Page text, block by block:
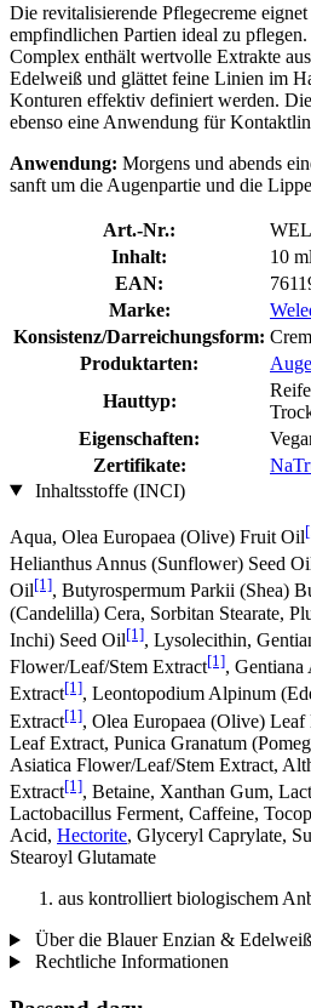
Die revitalisierende Pflegecreme
empfindlichen Partien ideal zu
Complex enthält wertvolle Extrakte
Edelweiß und glättet feine Linien im
Konturen effektiv definiert werden.
ebenso eine Anwendung für
Anwendung: Morgens und abends
sanft um die Augenpartie und die
Art.-Nr.:
Inhalt:
10 ml
EAN:
Marke:
Konsistenz/Darreichungsform:
Produktarten:
Hauttyp:
Eigenschaften:
Zertifikate:
Inhaltsstoffe (INCI)
Aqua, Olea Europaea (Olive) Fruit Oil
Helianthus Annus (Sunflower) Seed
Oil[1], Butyrospermum Parkii (Shea)
(Candelilla) Cera, Sorbitan Stearate,
Inchi) Seed Oil[1], Lysolecithin,
Flower/Leaf/Stem Extract[1],
Extract[1], Leontopodium Alpinum
Extract[1], Olea Europaea (Olive) Leaf
Leaf Extract, Punica Granatum
Asiatica Flower/Leaf/Stem Extract,
Extract[1], Betaine, Xanthan Gum,
Lactobacillus Ferment, Caffeine,
Acid, Hectorite, Glyceryl Caprylate,
Stearoyl Glutamate
aus kontrolliert biologischem
Über die Blauer Enzian &
Rechtliche Informationen